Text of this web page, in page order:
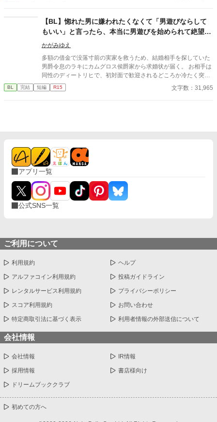
【BL】惚れた男に嫌われたくなくて「男遊びならして
もいい」と言ったら、本当に男遊びを始められて絶望し
ている侯爵令息の話
かがみゆえ
多額の借金で没落寸前の実家を救うため、結婚相手を探していた
男爵令息のラキにカムグロス侯爵家から求婚状が届く。 お相手は
同性のディートリヒで、初対面で歓迎されるどころか冷たく突き
放されてしまう。 『必要最低限関わるな』 『愛人を作るな』
『男遊びならしてもいい』 ディートリヒから実家の借金を完済す
BL 完結 短編 R15 文字数：31,965
アプリ一覧
公式SNS一覧
ご利用について
利用規約 ヘルプ
アルファコイン利用規約 投稿ガイドライン
レンタルサービス利用規約 プライバシーポリシー
スコア利用規約 お問い合わせ
特定商取引法に基づく表示 利用者情報の外部送信について
会社情報
会社情報 IR情報
採用情報 書店様向け
ドリームブッククラブ
初めての方へ